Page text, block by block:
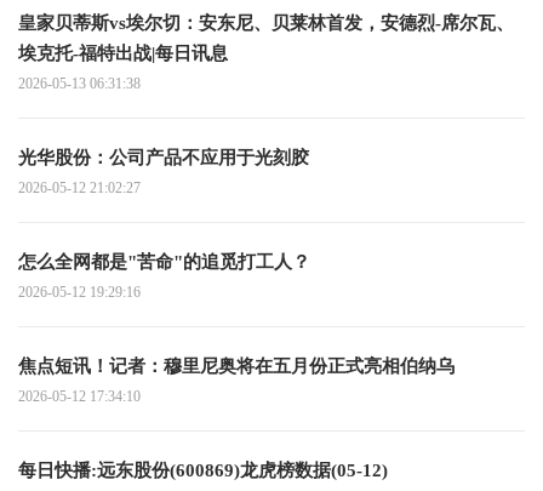
皇家贝蒂斯vs埃尔切：安东尼、贝莱林首发，安德烈-席尔瓦、
埃克托-福特出战|每日讯息
2026-05-13 06:31:38
光华股份：公司产品不应用于光刻胶
2026-05-12 21:02:27
怎么全网都是"苦命"的追觅打工人？
2026-05-12 19:29:16
焦点短讯！记者：穆里尼奥将在五月份正式亮相伯纳乌
2026-05-12 17:34:10
每日快播:远东股份(600869)龙虎榜数据(05-12)